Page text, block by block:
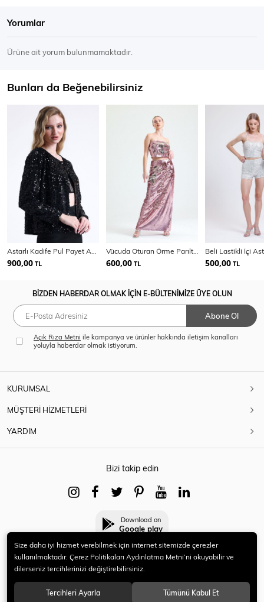
Yorumlar
Ürüne ait yorum bulunmamaktadır.
Bunları da Beğenebilirsiniz
900,00 TL 600,00 TL 500,00 TL
BİZDEN HABERDAR OLMAK İÇİN E-BÜLTENİMİZE ÜYE OLUN
Abone Ol
Açık Rıza Metni ile kampanya ve ürünler hakkında iletişim kanalları
yoluyla haberdar olmak istiyorum.
KURUMSAL
MÜŞTERİ HİZMETLERİ
YARDIM
Bizi takip edin
Download on
Google play
© 2021 HERYENİ. Tüm hakları saklıdır.
Size daha iyi hizmet verebilmek için internet sitemizde çerezler
kullanılmaktadır. Çerez Politikaları Aydınlatma Metni’ni okuyabilir ve
dilerseniz tercihlerinizi değiştirebilirsiniz.
Tercihleri Ayarla Tümünü Kabul Et